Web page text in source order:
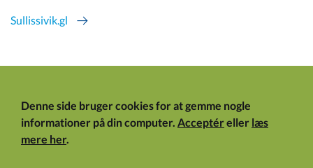
Sullissivik.gl
Denne side bruger cookies for at gemme nogle
informationer på din computer. Acceptéreller læs
mere her.